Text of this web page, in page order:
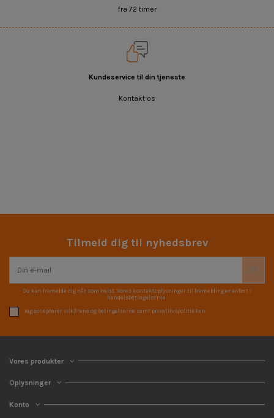
fra 72 timer
Kundeservice til din tjeneste
Kontakt os
Tilmeld dig til nyhedsbrev
Du kan framelde dig når som helst. Vores kontaktoplysninger til framelding er anført i
handelsbetingelserne.
Jeg accepterer vilkårene og betingelserne samt privatlivspolitikken
Vores produkter
Oplysninger
Konto